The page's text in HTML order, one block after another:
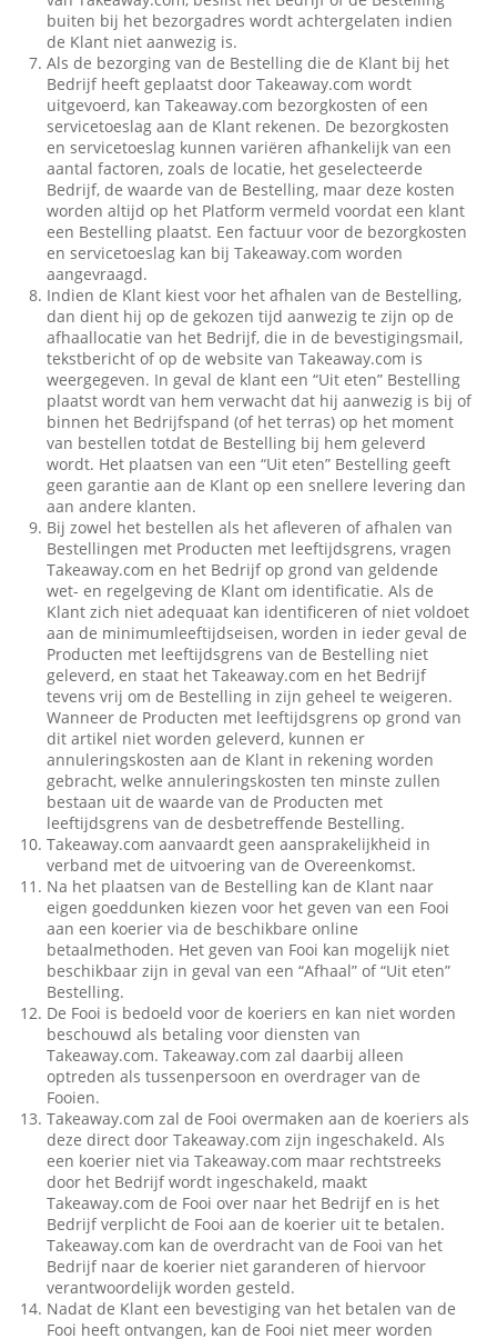
buiten bij het bezorgadres wordt achtergelaten indien
de Klant niet aanwezig is.
Als de bezorging van de Bestelling die de Klant bij het
Bedrijf heeft geplaatst door Takeaway.com wordt
uitgevoerd, kan Takeaway.com bezorgkosten of een
servicetoeslag aan de Klant rekenen. De bezorgkosten
en servicetoeslag kunnen variëren afhankelijk van een
aantal factoren, zoals de locatie, het geselecteerde
Bedrijf, de waarde van de Bestelling, maar deze kosten
worden altijd op het Platform vermeld voordat een klant
een Bestelling plaatst. Een factuur voor de bezorgkosten
en servicetoeslag kan bij Takeaway.com worden
aangevraagd.
Indien de Klant kiest voor het afhalen van de Bestelling,
dan dient hij op de gekozen tijd aanwezig te zijn op de
afhaallocatie van het Bedrijf, die in de bevestigingsmail,
tekstbericht of op de website van Takeaway.com is
weergegeven. In geval de klant een “Uit eten” Bestelling
plaatst wordt van hem verwacht dat hij aanwezig is bij of
binnen het Bedrijfspand (of het terras) op het moment
van bestellen totdat de Bestelling bij hem geleverd
wordt. Het plaatsen van een “Uit eten” Bestelling geeft
geen garantie aan de Klant op een snellere levering dan
aan andere klanten.
Bij zowel het bestellen als het afleveren of afhalen van
Bestellingen met Producten met leeftijdsgrens, vragen
Takeaway.com en het Bedrijf op grond van geldende
wet- en regelgeving de Klant om identificatie. Als de
Klant zich niet adequaat kan identificeren of niet voldoet
aan de minimumleeftijdseisen, worden in ieder geval de
Producten met leeftijdsgrens van de Bestelling niet
geleverd, en staat het Takeaway.com en het Bedrijf
tevens vrij om de Bestelling in zijn geheel te weigeren.
Wanneer de Producten met leeftijdsgrens op grond van
dit artikel niet worden geleverd, kunnen er
annuleringskosten aan de Klant in rekening worden
gebracht, welke annuleringskosten ten minste zullen
bestaan uit de waarde van de Producten met
leeftijdsgrens van de desbetreffende Bestelling.
Takeaway.com aanvaardt geen aansprakelijkheid in
verband met de uitvoering van de Overeenkomst.
Na het plaatsen van de Bestelling kan de Klant naar
eigen goeddunken kiezen voor het geven van een Fooi
aan een koerier via de beschikbare online
betaalmethoden. Het geven van Fooi kan mogelijk niet
beschikbaar zijn in geval van een “Afhaal” of “Uit eten”
Bestelling.
De Fooi is bedoeld voor de koeriers en kan niet worden
beschouwd als betaling voor diensten van
Takeaway.com. Takeaway.com zal daarbij alleen
optreden als tussenpersoon en overdrager van de
Fooien.
Takeaway.com zal de Fooi overmaken aan de koeriers als
deze direct door Takeaway.com zijn ingeschakeld. Als
een koerier niet via Takeaway.com maar rechtstreeks
door het Bedrijf wordt ingeschakeld, maakt
Takeaway.com de Fooi over naar het Bedrijf en is het
Bedrijf verplicht de Fooi aan de koerier uit te betalen.
Takeaway.com kan de overdracht van de Fooi van het
Bedrijf naar de koerier niet garanderen of hiervoor
verantwoordelijk worden gesteld.
Nadat de Klant een bevestiging van het betalen van de
Fooi heeft ontvangen, kan de Fooi niet meer worden